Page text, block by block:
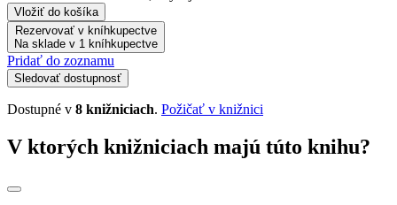
Vložiť do košíka
Rezervovať v kníhkupectve
Na sklade v 1 kníhkupectve
Pridať do zoznamu
Sledovať dostupnosť
Dostupné v 8 knižniciach. Požičať v knižnici
V ktorých knižniciach majú túto knihu?